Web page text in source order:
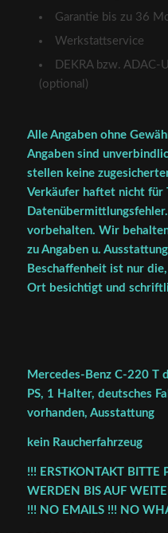
Garantie bis zu 36
Werkstattservice
DEKRA bzw.
(optional)
Alle Angaben ohne
Angaben sind
stellen keine
Verkäufer haftet nicht für
vorbehalten. Wir
zu Angaben u.
Beschaffenheit ist nur
Ort besichtigt und
Mercedes-Benz C-220 T
PS, 1 Halter, deutsches
vorhanden, Ausstattung
kein Raucherfahrzeug
!!! ERSTKONTAKT BITTE
WERDEN BIS AUF
!!! NO EMAILS !!! NO